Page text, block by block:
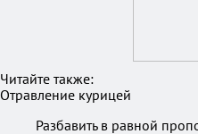
Читайте также:
Отравление курицей
Разбавить в равной